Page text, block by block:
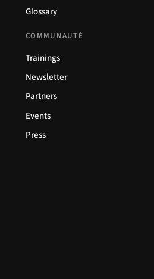
Glossary
COMMUNAUTÉ
Trainings
Newsletter
Partners
Events
Press